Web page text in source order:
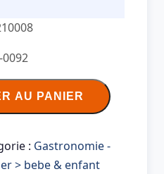
0092
AU PANIER
: Gastronomie -
> bebe & enfant